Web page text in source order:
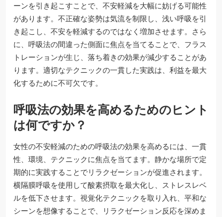
ーンを引き起こすことで、不安軽減を大幅に妨げる可能性
があります。不正確な姿勢は気流を制限し、浅い呼吸を引
き起こし、不安を軽減するのではなく増加させます。さら
に、呼吸法の間違った側面に焦点を当てることで、フラス
トレーションが生じ、落ち着きの効果が減少することがあ
ります。適切なテクニックの一貫した実践は、利益を最大
化するために不可欠です。
呼吸法の効果を高めるためのヒント
は何ですか？
女性の不安軽減のための呼吸法の効果を高めるには、一貫
性、環境、テクニックに焦点を当てます。静かな場所で定
期的に実践することでリラクゼーションが促進されます。
横隔膜呼吸を使用して酸素摂取を最大化し、ストレスレベ
ルを低下させます。視覚化テクニックを取り入れ、平和な
シーンを想像することで、リラクゼーション反応を深めま